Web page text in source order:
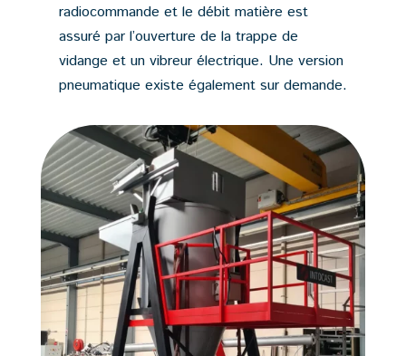
radiocommande et le débit matière est
assuré par l’ouverture de la trappe de
vidange et un vibreur électrique. Une version
pneumatique existe également sur demande.